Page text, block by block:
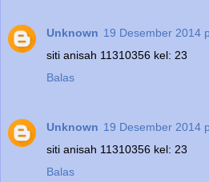
Unknown 19 Desember 2014
siti anisah 11310356 kel: 23
Balas
Unknown 19 Desember 2014
siti anisah 11310356 kel: 23
Balas